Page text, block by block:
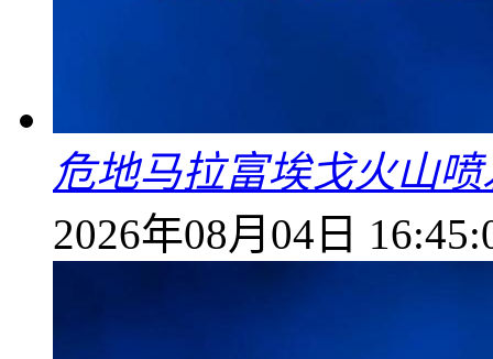
危地马拉富埃戈火山
2026年08月04日